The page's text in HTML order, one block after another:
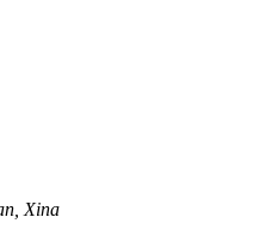
Xina